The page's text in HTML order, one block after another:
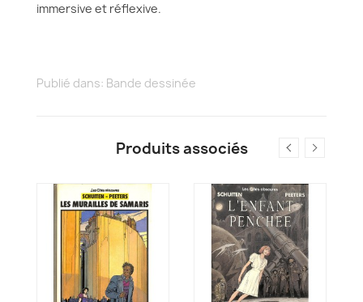
immersive et réflexive.
Publié dans: Bande dessinée
Produits associés